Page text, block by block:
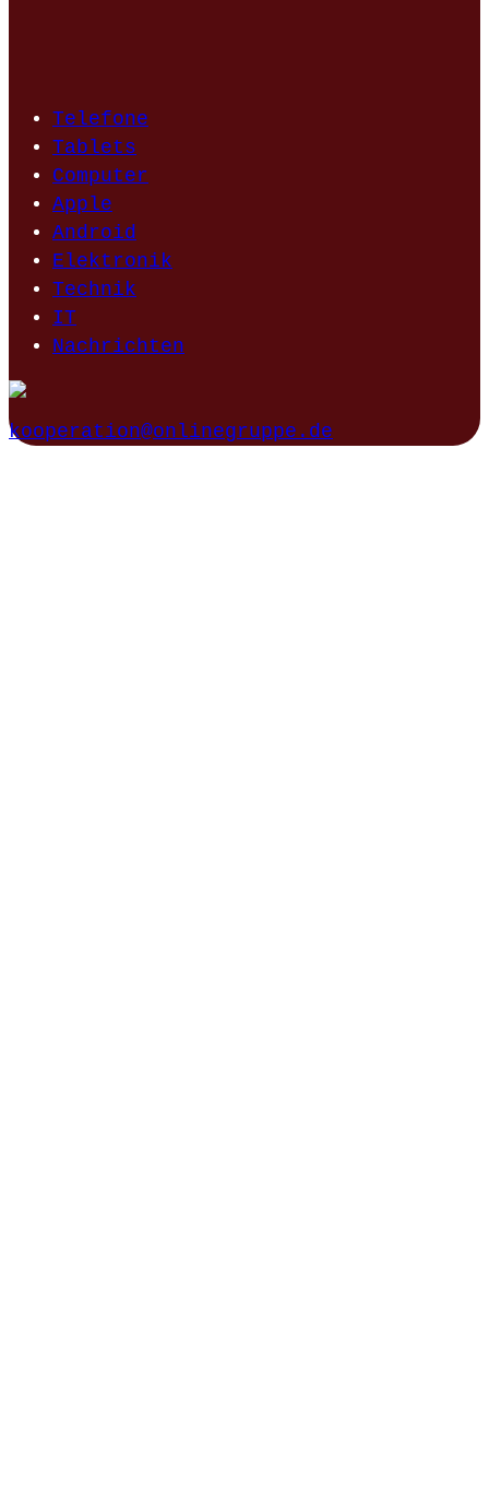
Telefone
Tablets
Computer
Apple
Android
Elektronik
Technik
IT
Nachrichten
kooperation@onlinegruppe.de